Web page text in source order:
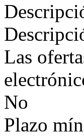
Las
No
Plazo